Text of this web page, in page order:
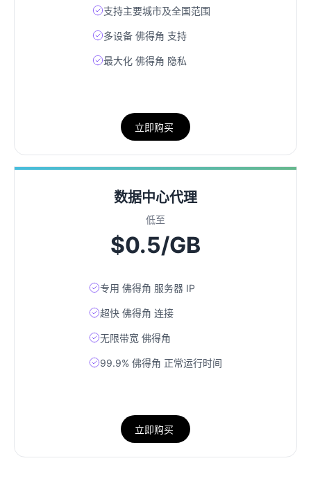
支持主要城市及全国范围
多设备 佛得角 支持
最大化 佛得角 隐私
立即购买
数据中心代理
低至
$0.5/GB
专用 佛得角 服务器 IP
超快 佛得角 连接
无限带宽 佛得角
99.9% 佛得角 正常运行时间
立即购买